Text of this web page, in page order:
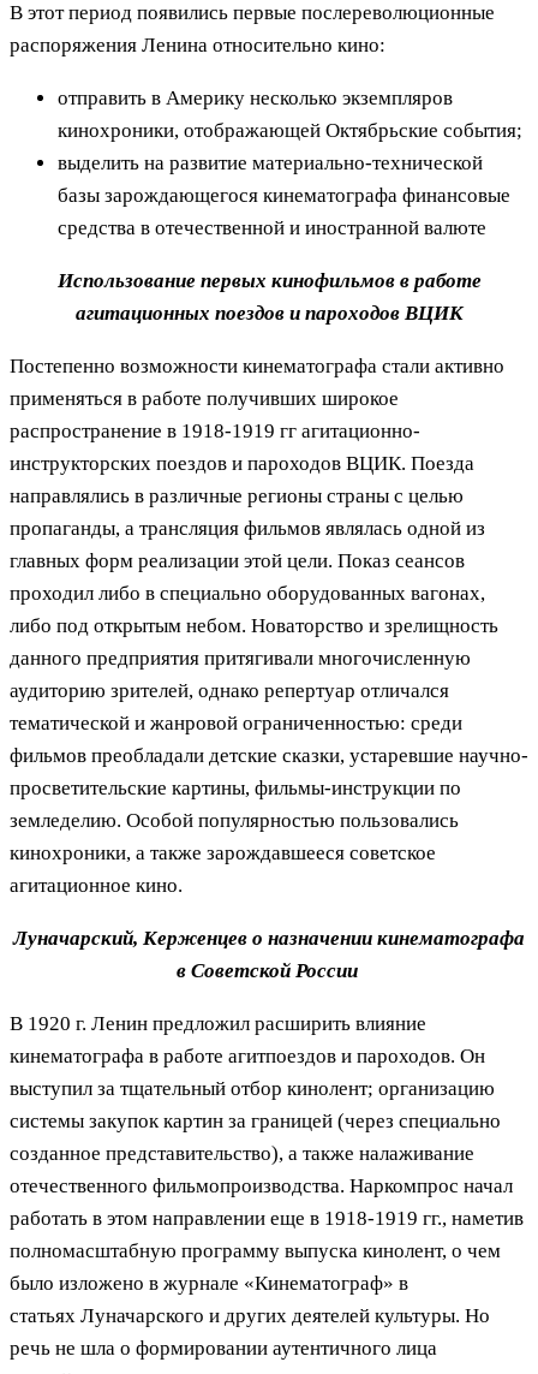
В этот период появились первые послереволюционные
распоряжения Ленина относительно кино:
отправить в Америку несколько экземпляров
кинохроники, отображающей Октябрьские события;
выделить на развитие материально-технической
базы зарождающегося кинематографа финансовые
средства в отечественной и иностранной валюте
Использование первых кинофильмов в работе
агитационных поездов и пароходов ВЦИК
Постепенно возможности кинематографа стали активно
применяться в работе получивших широкое
распространение в 1918-1919 гг агитационно-
инструкторских поездов и пароходов ВЦИК. Поезда
направлялись в различные регионы страны с целью
пропаганды, а трансляция фильмов являлась одной из
главных форм реализации этой цели. Показ сеансов
проходил либо в специально оборудованных вагонах,
либо под открытым небом. Новаторство и зрелищность
данного предприятия притягивали многочисленную
аудиторию зрителей, однако репертуар отличался
тематической и жанровой ограниченностью: среди
фильмов преобладали детские сказки, устаревшие научно-
просветительские картины, фильмы-инструкции по
земледелию. Особой популярностью пользовались
кинохроники, а также зарождавшееся советское
агитационное кино.
Луначарский, Керженцев о назначении кинематографа
в Советской России
В 1920 г. Ленин предложил расширить влияние
кинематографа в работе агитпоездов и пароходов. Он
выступил за тщательный отбор кинолент; организацию
системы закупок картин за границей (через специально
созданное представительство), а также налаживание
отечественного фильмопроизводства. Наркомпрос начал
работать в этом направлении еще в 1918-1919 гг., наметив
полномасштабную программу выпуска кинолент, о чем
было изложено в журнале «Кинематограф» в
статьях Луначарского и других деятелей культуры. Но
речь не шла о формировании аутентичного лица